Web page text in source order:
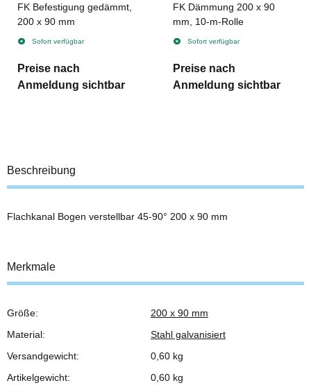
FK Befestigung gedämmt,
200 x 90 mm
Sofort verfügbar
Preise nach
Anmeldung sichtbar
FK Dämmung 200 x 90
mm, 10-m-Rolle
Sofort verfügbar
Preise nach
Anmeldung sichtbar
Beschreibung
Flachkanal Bogen verstellbar 45-90° 200 x 90 mm
Merkmale
Produkteigenschaft
Wert
Größe:
200 x 90 mm
Material:
Stahl galvanisiert
Versandgewicht:
0,60 kg
Artikelgewicht:
0,60 kg